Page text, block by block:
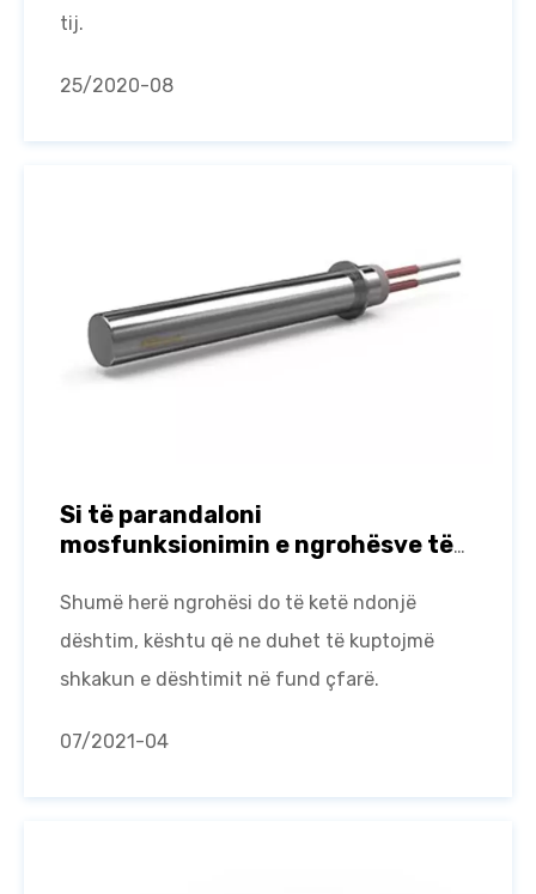
tij.
25/2020-08
Si të parandaloni
mosfunksionimin e ngrohësve të
Shumë herë ngrohësi do të ketë ndonjë
dështim, kështu që ne duhet të kuptojmë
shkakun e dështimit në fund çfarë.
07/2021-04